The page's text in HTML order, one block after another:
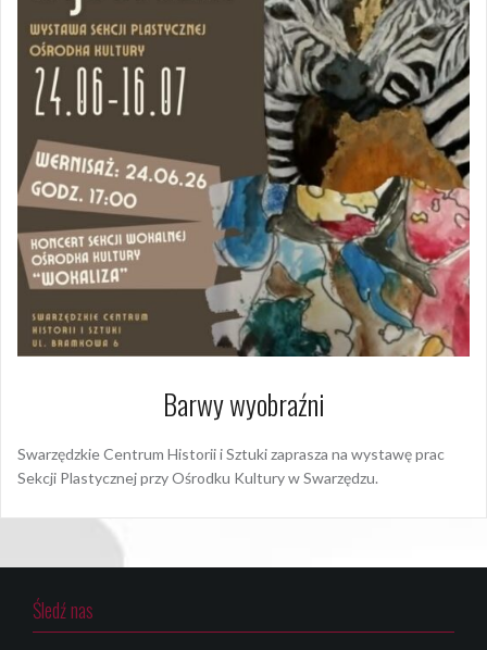
Barwy wyobraźni
Swarzędzkie Centrum Historii i Sztuki zaprasza na wystawę prac
Sekcji Plastycznej przy Ośrodku Kultury w Swarzędzu.
Śledź nas